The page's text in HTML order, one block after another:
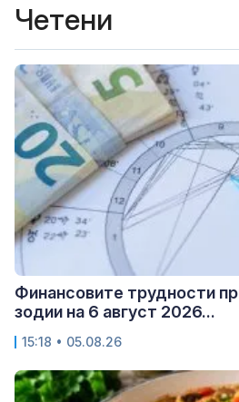
Четени
Финансовите трудности
зодии на 6 август 2026...
15:18 • 05.08.26